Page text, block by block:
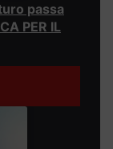
passa
PER IL